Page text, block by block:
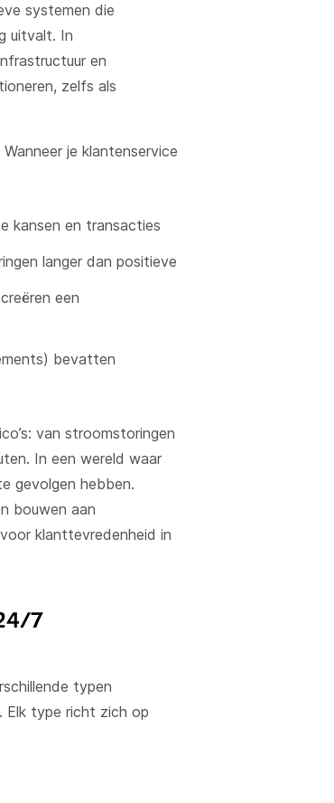
systemen die
uitvalt. In
en
zelfs als
je klantenservice
kansen en transacties
langer dan positieve
een
bevatten
van stroomstoringen
In een wereld waar
gevolgen hebben.
bouwen aan
klanttevredenheid in
7
typen
Elk type richt zich op